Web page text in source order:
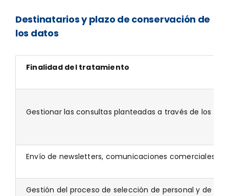
Destinatarios y plazo de conservación de
los datos
Finalidad del tratamiento
Gestionar las consultas planteadas a través de los
Envío de newsletters, comunicaciones comerciales y
Gestión del proceso de selección de personal y de